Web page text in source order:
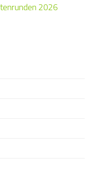
2026